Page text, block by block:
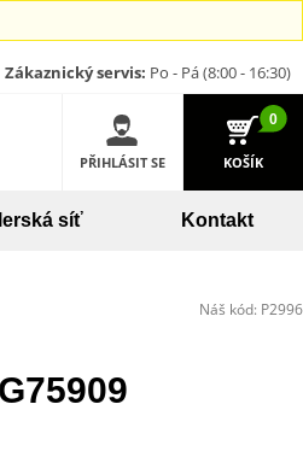
Zákaznický servis: Po - Pá (8:00 - 16:30)
PŘIHLÁSIT SE
0
KOŠÍK
síť Kontakt
Náš kód: P2996